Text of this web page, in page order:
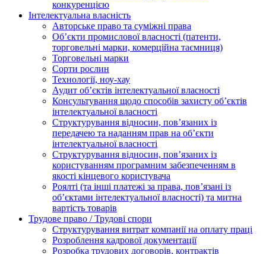
конкуренцією
Інтелектуальна власність
Авторське право та суміжні права
Oб’єкти промислової власності (патенти,
торговельні марки, комерційна таємниця)
Торговельні марки
Сорти рослин
Технології, ноу-хау
Аудит об’єктів інтелектуальної власності
Консультування щодо способів захисту об’єктів
інтелектуальної власності
Структурування відносин, пов’язаних із
передачею та наданням прав на об’єкти
інтелектуальної власності
Структурування відносин, пов’язаних із
користуванням програмним забезпеченням в
якості кінцевого користувача
Роялті (та інші платежі за права, пов’язані із
об’єктами інтелектуальної власності) та митна
вартість товарів
Трудове право / Трудові спори
Cтруктурування витрат компанії на оплату праці
Розроблення кадрової документації
Розробка трудових договорів, контрактів